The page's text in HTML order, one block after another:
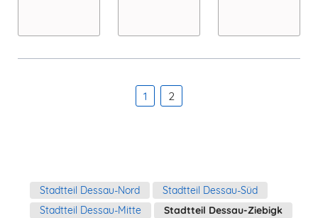
1 2
Navigation
überspringen
Stadtteil Dessau-Nord
Stadtteil Dessau-Süd
Stadtteil Dessau-Mitte
Stadtteil Dessau-Ziebigk